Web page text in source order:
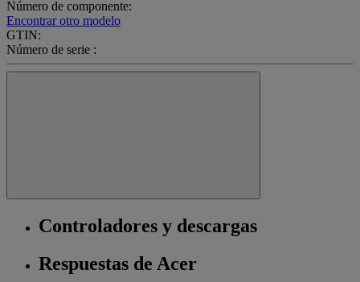
Número de componente:
Encontrar otro modelo
GTIN:
Número de serie :
Controladores y descargas
Respuestas de Acer